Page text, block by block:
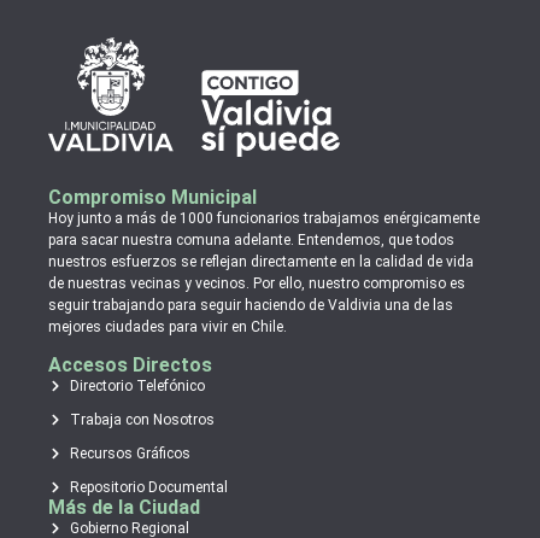
Compromiso Municipal
Hoy junto a más de 1000 funcionarios trabajamos enérgicamente
para sacar nuestra comuna adelante. Entendemos, que todos
nuestros esfuerzos se reflejan directamente en la calidad de vida
de nuestras vecinas y vecinos. Por ello, nuestro compromiso es
seguir trabajando para seguir haciendo de Valdivia una de las
mejores ciudades para vivir en Chile.
Accesos Directos
Directorio Telefónico
Trabaja con Nosotros
Recursos Gráficos
Repositorio Documental
Más de la Ciudad
Gobierno Regional